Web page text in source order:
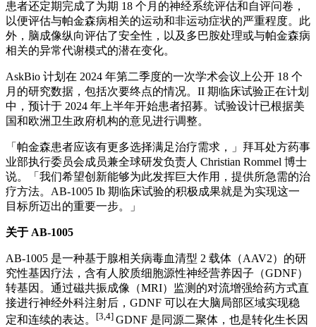
患者还定期完成了为期 18 个月的神经系统评估和自评问卷，
以便评估与帕金森病相关的运动和非运动症状的严重程度。此
外，脑成像纵向评估了安全性，以及多巴胺处理或与帕金森病
相关的异常代谢模式的潜在变化。
AskBio 计划在 2024 年第二季度的一次学术会议上公开 18 个
月的研究数据，包括次要终点的情况。II 期临床试验正在计划
中，预计于 2024 年上半年开始患者招募。试验设计已根据美
国和欧洲卫生政府机构的意见进行调整。
「帕金森患者应该有更多选择满足治疗需求，」拜耳处方药事
业部执行委员会成员兼全球研发负责人 Christian Rommel 博士
说。「我们希望创新能够为此发挥巨大作用，提供所急需的治
疗方法。AB-1005 Ib 期临床试验的积极成果就是为实现这一
目标所迈出的重要一步。」
关于 AB-1005
AB-1005 是一种基于腺相关病毒血清型 2 载体（AAV2）的研
究性基因疗法，含有人胶质细胞源性神经营养因子（GDNF）
转基因。通过磁共振成像（MRI）监测的对流增强给药方式直
接进行神经外科注射后，GDNF 可以在大脑局部区域实现稳
定和连续的表达。
[3,4] GDNF 是同源二聚体，也是转化生长因